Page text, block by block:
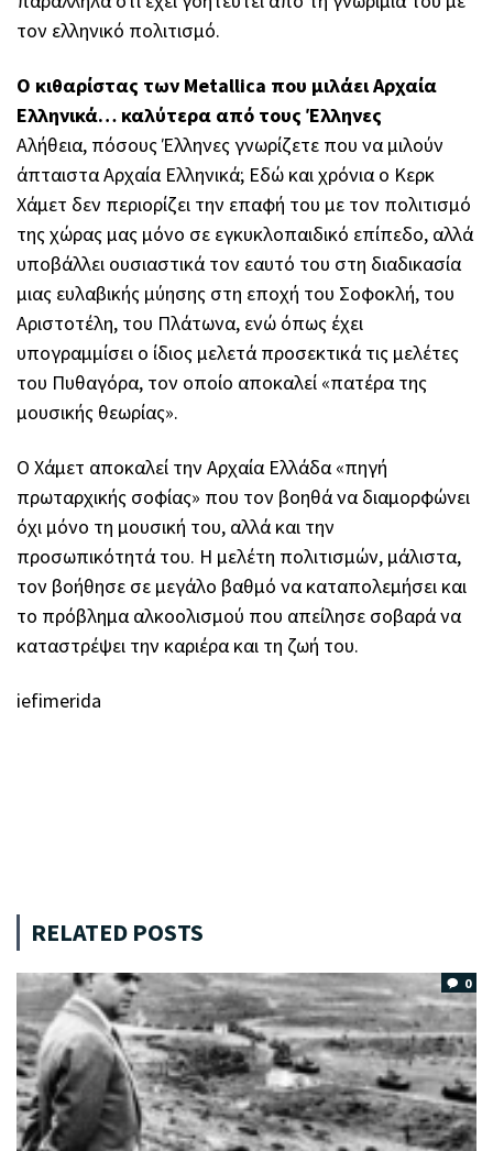
τον ελληνικό πολιτισμό.
Ο κιθαρίστας των Metallica που μιλάει Αρχαία
Ελληνικά… καλύτερα από τους Έλληνες
Αλήθεια, πόσους Έλληνες γνωρίζετε που να μιλούν
άπταιστα Αρχαία Ελληνικά; Εδώ και χρόνια ο Κερκ
Χάμετ δεν περιορίζει την επαφή του με τον πολιτισμό
της χώρας μας μόνο σε εγκυκλοπαιδικό επίπεδο, αλλά
υποβάλλει ουσιαστικά τον εαυτό του στη διαδικασία
μιας ευλαβικής μύησης στη εποχή του Σοφοκλή, του
Αριστοτέλη, του Πλάτωνα, ενώ όπως έχει
υπογραμμίσει ο ίδιος μελετά προσεκτικά τις μελέτες
του Πυθαγόρα, τον οποίο αποκαλεί «πατέρα της
μουσικής θεωρίας».
Ο Χάμετ αποκαλεί την Αρχαία Ελλάδα «πηγή
πρωταρχικής σοφίας» που τον βοηθά να διαμορφώνει
όχι μόνο τη μουσική του, αλλά και την
προσωπικότητά του. H μελέτη πολιτισμών, μάλιστα,
τον βοήθησε σε μεγάλο βαθμό να καταπολεμήσει και
το πρόβλημα αλκοολισμού που απείλησε σοβαρά να
καταστρέψει την καριέρα και τη ζωή του.
iefimerida
RELATED POSTS
0